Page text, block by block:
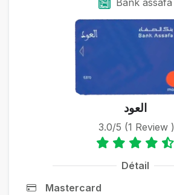
العود
3.0/5 (1 Review )
Détail
Mastercard